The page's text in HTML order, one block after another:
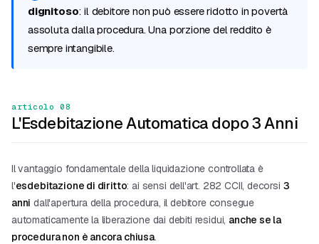
dignitoso: il debitore non può essere ridotto in povertà
assoluta dalla procedura. Una porzione del reddito è
sempre intangibile.
articolo 08
L'Esdebitazione Automatica dopo 3 Anni
Il vantaggio fondamentale della liquidazione controllata è
l'esdebitazione di diritto: ai sensi dell'art. 282 CCII, decorsi 3
anni dall'apertura della procedura, il debitore consegue
automaticamente la liberazione dai debiti residui, anche se la
procedura non è ancora chiusa.